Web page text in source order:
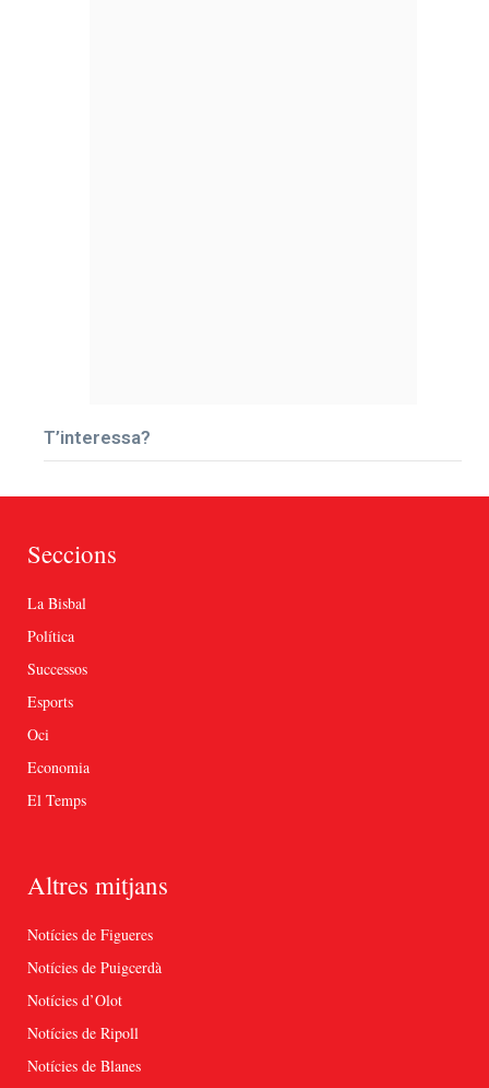
T’interessa?
Seccions
La Bisbal
Política
Successos
Esports
Oci
Economia
El Temps
Altres mitjans
Notícies de Figueres
Notícies de Puigcerdà
Notícies d’Olot
Notícies de Ripoll
Notícies de Blanes